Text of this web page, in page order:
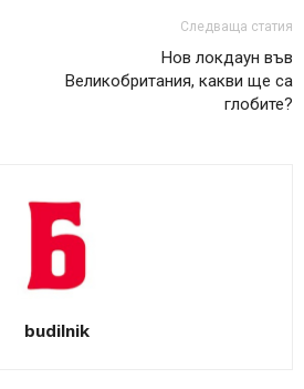
Следваща статия
Нов локдаун във
Великобритания, какви ще са
глобите?
budilnik